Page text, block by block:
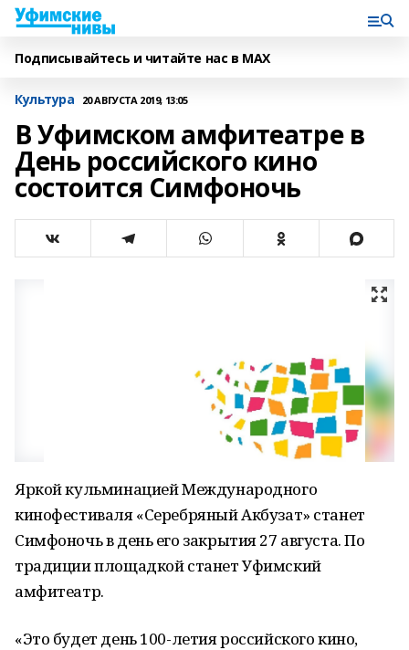
Подписывайтесь и читайте нас в MAX
Культура 20 АВГУСТА 2019, 13:05
В Уфимском амфитеатре в
День российского кино
состоится Симфоночь
Яркой кульминацией Международного
кинофестиваля «Серебряный Акбузат» станет
Симфоночь в день его закрытия 27 августа. По
традиции площадкой станет Уфимский
амфитеатр.
«Это будет день 100-летия российского кино,